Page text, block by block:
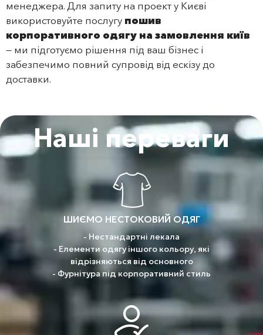
менеджера. Для запиту на проект у Києві
використовуйте послугу пошив
корпоративного одягу на замовлення київ
— ми підготуємо рішення під ваш бізнес і
забезпечимо повний супровід від ескізу до
доставки.
Наші переваги
ШИЄМО НЕСТОКОВИЙ ОДЯГ
- Нестандартні лекала
- Елементи одягу іншого кольору, які
відрізняються від основного
- Фурнітура під корпоративний стиль